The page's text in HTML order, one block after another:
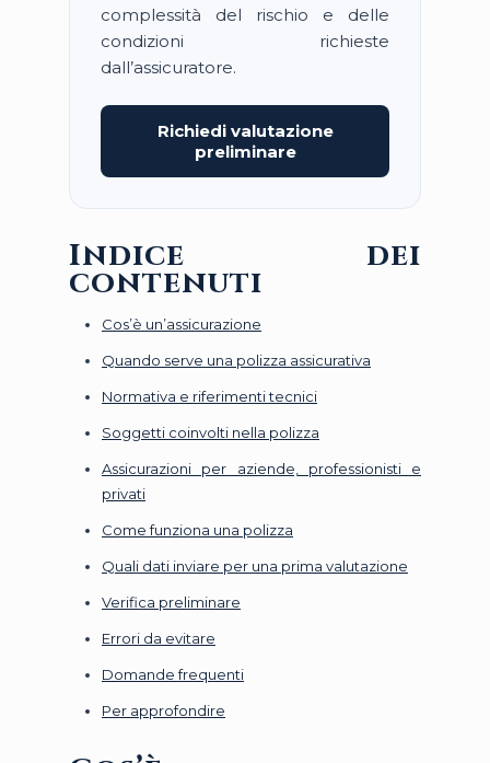
complessità del rischio e delle
condizioni richieste
dall’assicuratore.
Richiedi valutazione
preliminare
Indice dei
contenuti
Cos’è un’assicurazione
Quando serve una polizza assicurativa
Normativa e riferimenti tecnici
Soggetti coinvolti nella polizza
Assicurazioni per aziende, professionisti e
privati
Come funziona una polizza
Quali dati inviare per una prima valutazione
Verifica preliminare
Errori da evitare
Domande frequenti
Per approfondire